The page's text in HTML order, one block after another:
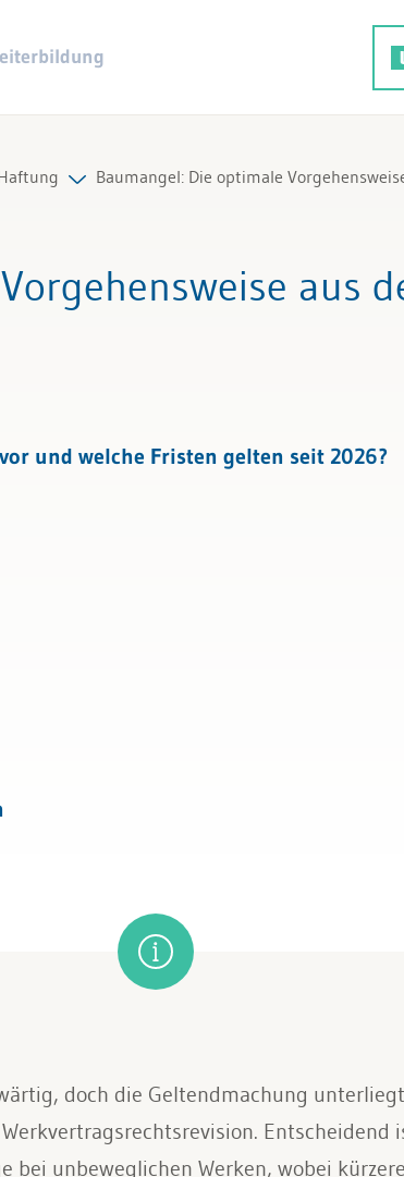
Baumangel: Die optimale
aus
und welche Fristen gelten seit 2026?
doch die Geltendmachung
bei unbeweglichen Werken, wobei